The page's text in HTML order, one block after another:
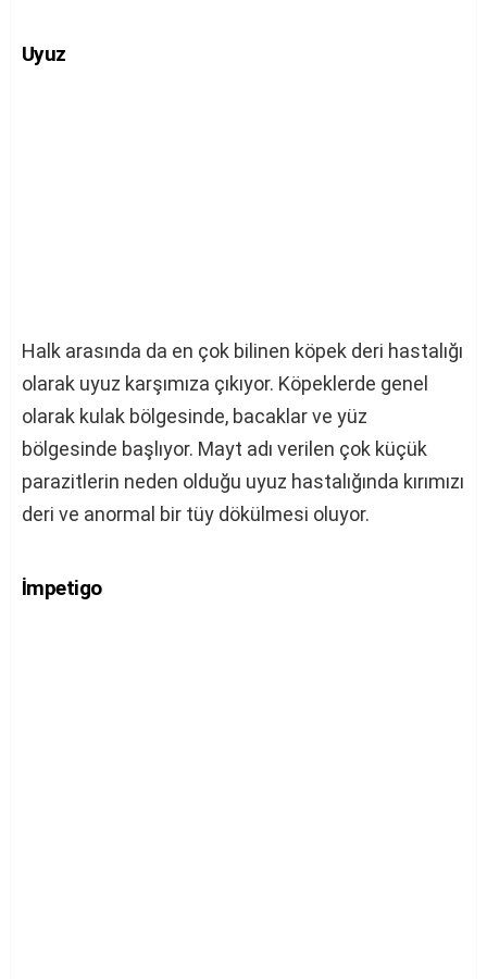
Uyuz
Halk arasında da en çok bilinen köpek deri hastalığı
olarak uyuz karşımıza çıkıyor. Köpeklerde genel
olarak kulak bölgesinde, bacaklar ve yüz
bölgesinde başlıyor. Mayt adı verilen çok küçük
parazitlerin neden olduğu uyuz hastalığında kırımızı
deri ve anormal bir tüy dökülmesi oluyor.
İmpetigo